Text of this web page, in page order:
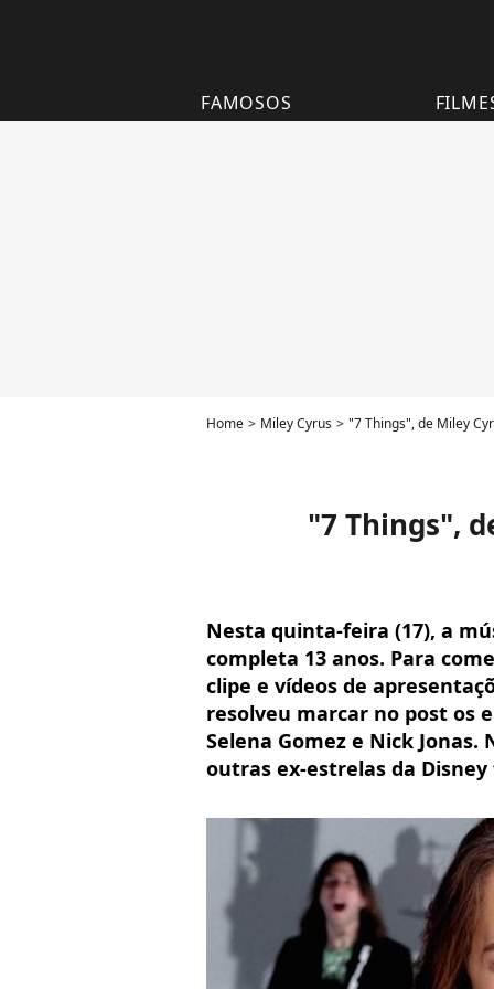
FAMOSOS
Home Miley Cyrus "7 Things", de Miley
"7 Things",
Nesta quinta-feira (17), a
completa 13 anos. Para
clipe e vídeos de
resolveu marcar no post os
Selena Gomez e Nick
outras ex-estrelas da